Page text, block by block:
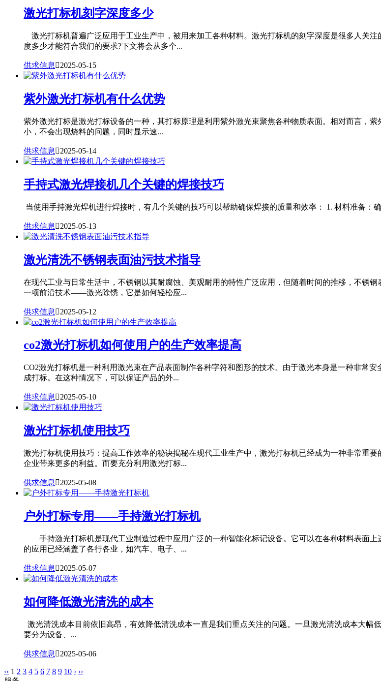
激光打标机刻字深度多少
激光打标机普遍广泛应用于工业生产中，被用来加工各种材料。激光打标机的刻字深度是很多人关
度多少才能符合我们的要求?下文将会从多个...
供求信息 2025-05-15
紫外激光打标机有什么优势
紫外激光打标是激光打标设备的一种，其打标原理是利用紫外激光束聚焦各种物质表面。相对而言，
小，不会出现烧料的问题，同时显示速...
供求信息 2025-05-14
手持式激光焊接机几个关键的焊接技巧
当使用手持激光焊机进行焊接时，有几个关键的技巧可以帮助确保焊接的质量和效率： 1. 材料准备：
供求信息 2025-05-13
激光清洗不锈钢表面油污技术指导
在现代工业与日常生活中，不锈钢以其耐腐蚀、美观耐用的特性广泛应用，但随着时间的推移，不锈
一项前沿技术——激光除锈，它是如何轻松应...
供求信息 2025-05-12
co2激光打标机如何使用户的生产效率提高
CO2激光打标机是一种利用激光束在产品表面制作各种字符和图形的技术。由于激光本身是一种非常
成打标。在这种情况下，可以保证产品的外...
供求信息 2025-05-10
激光打标机使用技巧
激光打标机使用技巧：提高工作效率的秘诀揭秘在现代工业生产中，激光打标机已经成为一种非常重
企业带来更多的利益。而要充分利用激光打标...
供求信息 2025-05-08
户外打标专用——手持激光打标机
手持激光打标机是现代工业制造过程中应用广泛的一种智能化标记设备。它可以在各种材料表面上
的应用已经涵盖了各行各业，如汽车、电子、...
供求信息 2025-05-07
如何降低激光清洗的成本
激光清洗成本目前依旧高昂，有效降低清洗成本一直是我们重点关注的问题。一旦激光清洗成本大
要分为设备、...
供求信息 2025-05-06
‹‹ 1 2 3 4 5 6 7 8 9 10 › ››